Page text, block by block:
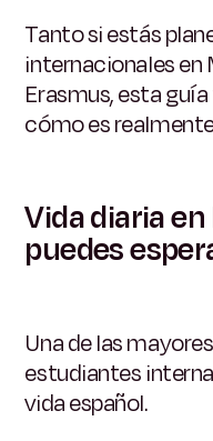
Tanto si estás
internacionales en
Erasmus, esta
cómo es
Vida diaria
puedes
Una de las
estudiantes
vida español.